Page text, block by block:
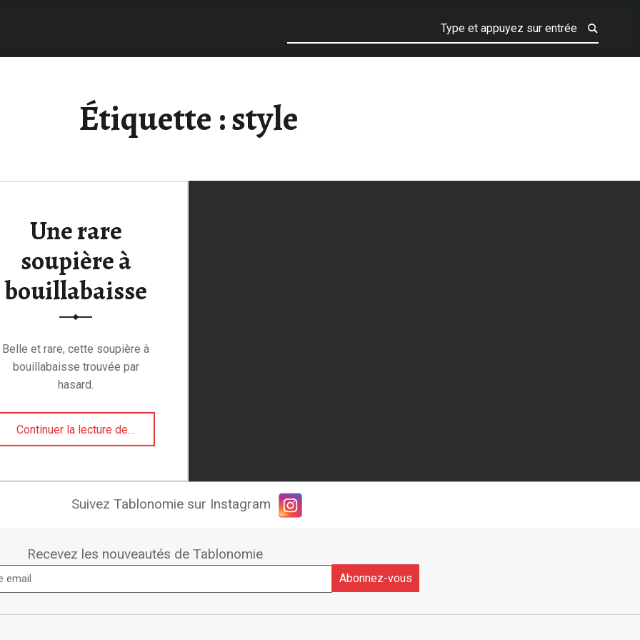
Étiquette :style
Une rare
soupière à
bouillabaisse
Belle et rare, cette soupière à
bouillabaisse trouvée par
hasard.
Continuer la lecture de…
Suivez Tablonomie sur Instagram
Recevez les nouveautés de Tablonomie